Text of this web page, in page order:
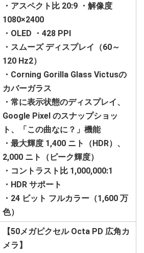
・アスペクト比 20:9 ・解像度
1080×2400
・OLED ・428 PPI
・スムーズ ディスプレイ（60～
120 Hz2）
・Corning Gorilla Glass Victusの
カバーガラス
・常に表示状態のディスプレイ、
Google Pixel のスナップショッ
ト、「この曲なに？」機能
・最大輝度 1,400 ニト（HDR）、
2,000 ニト（ピーク輝度）
・コントラスト比 1,000,000:1
・HDR サポート
・24 ビット フルカラー（1,600 万
色）
【50メガピクセル Octa PD 広角カ
メラ】